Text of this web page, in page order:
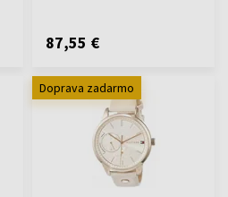
87,55 €
Doprava zadarmo